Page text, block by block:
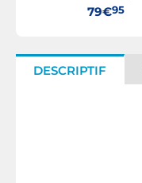
79€95
DESCRIPTIF